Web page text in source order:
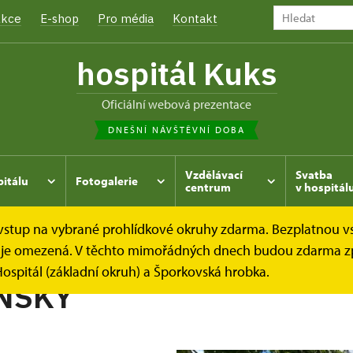
E-shop Pro média Kontakt
hospitál Kuks
oficiální webová prezentace
DNEŠNÍ NÁVŠTĚVNÍ DOBA
Fotogalerie
Vzdělávací
centrum
Svatba
v
na vybrané prohlídkové okruhy zdarma. Bezplatnou
omezená. V těchto mimořádných dnech budou zdarma
(základní okruh) a Šporkovská hrobka.
Kukský herbář - aneb co u nás roste... JAM